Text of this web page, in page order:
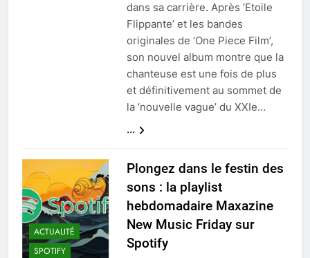
dans sa carrière. Après ‘Etoile
Flippante’ et les bandes
originales de ‘One Piece Film’,
son nouvel album montre que la
chanteuse est une fois de plus
et définitivement au sommet de
la ‘nouvelle vague’ du XXIe…
...
ACTUALITÉ
SPOTIFY
Plongez dans le festin des
sons : la playlist
hebdomadaire Maxazine
New Music Friday sur
Spotify